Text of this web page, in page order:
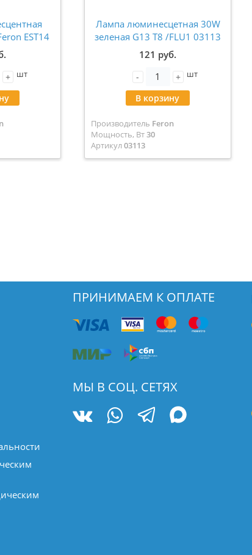
EST14
03052
+ шт
Лампа люминесцетная 30W
зеленая G13 Т8 /FLU1 03113
121 руб.
- + шт
В корзину
Производитель Feron
Мощность, Вт30
Артикул03113
ЦветЗеленая
ПРИНИМАЕМ К ОПЛАТЕ
МЫ В СОЦ. СЕТЯХ